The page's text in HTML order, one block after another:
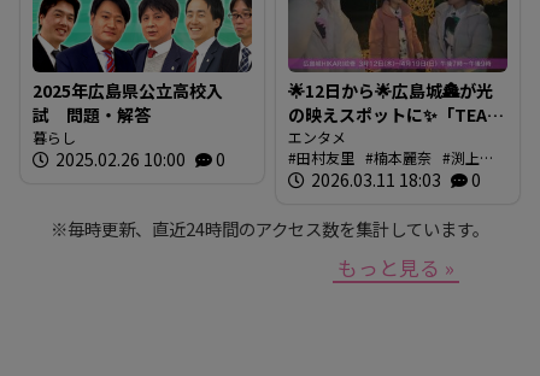
2025年広島県公立高校入
試 問題・解答
暮らし
2025.02.26 10:00 0
🌟12日から🌟広島城🏯が光
の映えスポットに✨「TEAM
SHIRO」始動
❗【BUTSUBUTSU2】
エンタメ
田村友里
楠本麗奈
渕上沙
紀
新本穂乃佳 イマナマ
2026.03.11 18:03 0
※毎時更新、直近24時間のアクセス数を集計しています。
もっと見る »